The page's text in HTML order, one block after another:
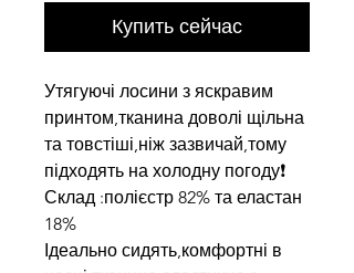
Купить сейчас
Утягуючі лосини з яскравим
принтом,тканина доволі щільна
та товстіші,ніж зазвичай,тому
підходять на холодну погоду❗️
Склад :полієстр 82% та еластан
18%
Ідеально сидять,комфортні в